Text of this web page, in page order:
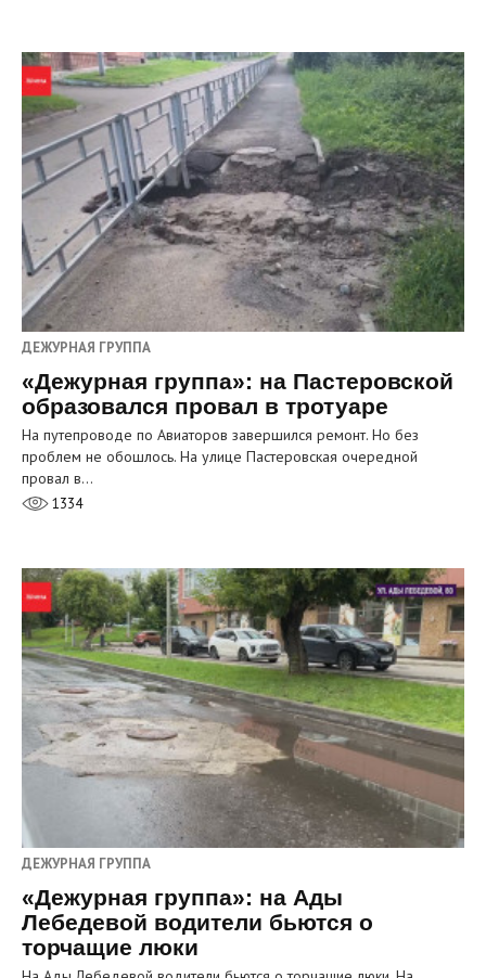
ДЕЖУРНАЯ ГРУППА
«Дежурная группа»: на Пастеровской
образовался провал в тротуаре
На путепроводе по Авиаторов завершился ремонт. Но без
проблем не обошлось. На улице Пастеровская очередной
провал в…
1334
ДЕЖУРНАЯ ГРУППА
«Дежурная группа»: на Ады
Лебедевой водители бьются о
торчащие люки